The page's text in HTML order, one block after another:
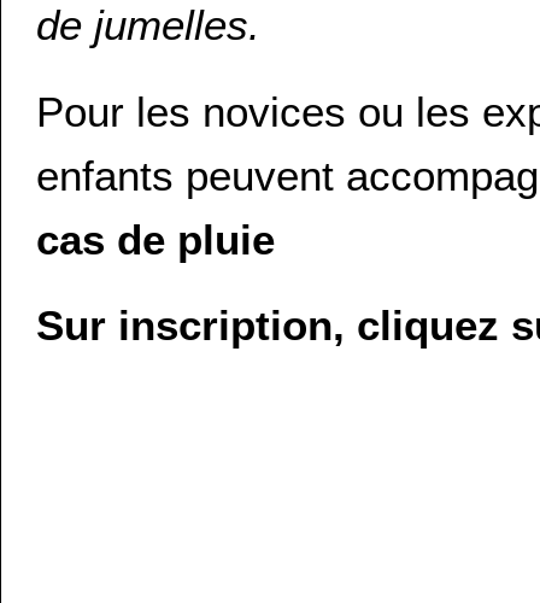
de jumelles.
Pour les novices ou les
enfants peuvent
cas de pluie
Sur inscription, cliquez